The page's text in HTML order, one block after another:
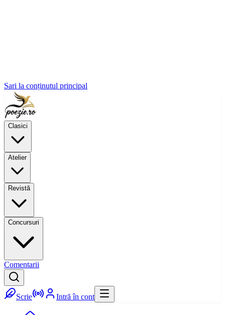
Sari la conținutul principal
Clasici
Atelier
Revistă
Concursuri
Comentarii
Scrie Intră în cont